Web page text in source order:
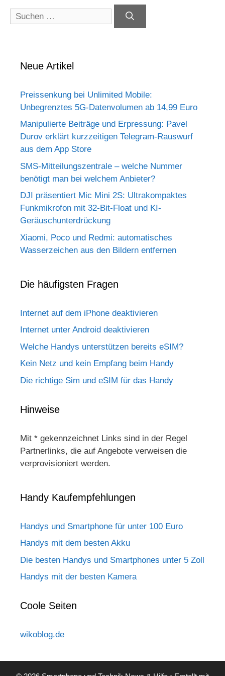
Suchen
nach:
Neue Artikel
Preissenkung bei Unlimited Mobile:
Unbegrenztes 5G-Datenvolumen ab 14,99 Euro
Manipulierte Beiträge und Erpressung: Pavel
Durov erklärt kurzzeitigen Telegram-Rauswurf
aus dem App Store
SMS-Mitteilungszentrale – welche Nummer
benötigt man bei welchem Anbieter?
DJI präsentiert Mic Mini 2S: Ultrakompaktes
Funkmikrofon mit 32-Bit-Float und KI-
Geräuschunterdrückung
Xiaomi, Poco und Redmi: automatisches
Wasserzeichen aus den Bildern entfernen
Die häufigsten Fragen
Internet auf dem iPhone deaktivieren
Internet unter Android deaktivieren
Welche Handys unterstützen bereits eSIM?
Kein Netz und kein Empfang beim Handy
Die richtige Sim und eSIM für das Handy
Hinweise
Mit * gekennzeichnet Links sind in der Regel
Partnerlinks, die auf Angebote verweisen die
verprovisioniert werden.
Handy Kaufempfehlungen
Handys und Smartphone für unter 100 Euro
Handys mit dem besten Akku
Die besten Handys und Smartphones unter 5 Zoll
Handys mit der besten Kamera
Coole Seiten
wikoblog.de